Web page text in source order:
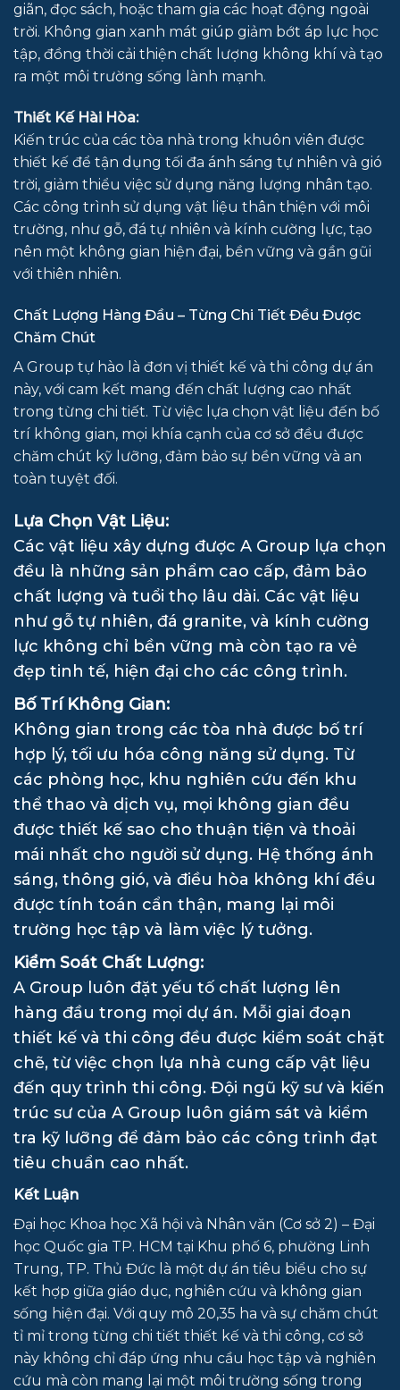
giãn, đọc sách, hoặc tham gia các hoạt động ngoài
trời. Không gian xanh mát giúp giảm bớt áp lực học
tập, đồng thời cải thiện chất lượng không khí và tạo
ra một môi trường sống lành mạnh.
Thiết Kế Hài Hòa:
Kiến trúc của các tòa nhà trong khuôn viên được
thiết kế để tận dụng tối đa ánh sáng tự nhiên và gió
trời, giảm thiểu việc sử dụng năng lượng nhân tạo.
Các công trình sử dụng vật liệu thân thiện với môi
trường, như gỗ, đá tự nhiên và kính cường lực, tạo
nên một không gian hiện đại, bền vững và gần gũi
với thiên nhiên.
Chất Lượng Hàng Đầu – Từng Chi Tiết Đều Được
Chăm Chút
A Group tự hào là đơn vị thiết kế và thi công dự án
này, với cam kết mang đến chất lượng cao nhất
trong từng chi tiết. Từ việc lựa chọn vật liệu đến bố
trí không gian, mọi khía cạnh của cơ sở đều được
chăm chút kỹ lưỡng, đảm bảo sự bền vững và an
toàn tuyệt đối.
Lựa Chọn Vật Liệu:
Các vật liệu xây dựng được A Group lựa chọn
đều là những sản phẩm cao cấp, đảm bảo
chất lượng và tuổi thọ lâu dài. Các vật liệu
như gỗ tự nhiên, đá granite, và kính cường
lực không chỉ bền vững mà còn tạo ra vẻ
đẹp tinh tế, hiện đại cho các công trình.
Bố Trí Không Gian:
Không gian trong các tòa nhà được bố trí
hợp lý, tối ưu hóa công năng sử dụng. Từ
các phòng học, khu nghiên cứu đến khu
thể thao và dịch vụ, mọi không gian đều
được thiết kế sao cho thuận tiện và thoải
mái nhất cho người sử dụng. Hệ thống ánh
sáng, thông gió, và điều hòa không khí đều
được tính toán cẩn thận, mang lại môi
trường học tập và làm việc lý tưởng.
Kiểm Soát Chất Lượng:
A Group luôn đặt yếu tố chất lượng lên
hàng đầu trong mọi dự án. Mỗi giai đoạn
thiết kế và thi công đều được kiểm soát chặt
chẽ, từ việc chọn lựa nhà cung cấp vật liệu
đến quy trình thi công. Đội ngũ kỹ sư và kiến
trúc sư của A Group luôn giám sát và kiểm
tra kỹ lưỡng để đảm bảo các công trình đạt
tiêu chuẩn cao nhất.
Kết Luận
Đại học Khoa học Xã hội và Nhân văn (Cơ sở 2) – Đại
học Quốc gia TP. HCM tại Khu phố 6, phường Linh
Trung, TP. Thủ Đức là một dự án tiêu biểu cho sự
kết hợp giữa giáo dục, nghiên cứu và không gian
sống hiện đại. Với quy mô 20,35 ha và sự chăm chút
tỉ mỉ trong từng chi tiết thiết kế và thi công, cơ sở
này không chỉ đáp ứng nhu cầu học tập và nghiên
cứu mà còn mang lại một môi trường sống trong